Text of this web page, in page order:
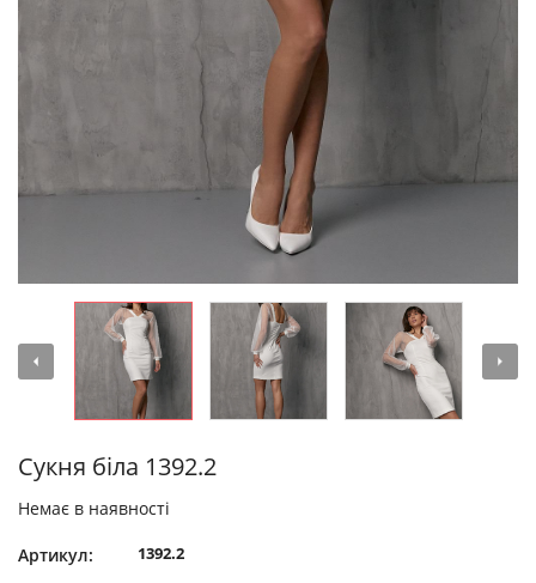
Сукня біла 1392.2
Немає в наявності
Артикул: 1392.2